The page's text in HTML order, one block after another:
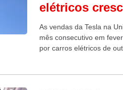
elétricos
As vendas da Tesla na
mês consecutivo em
por carros elétricos de